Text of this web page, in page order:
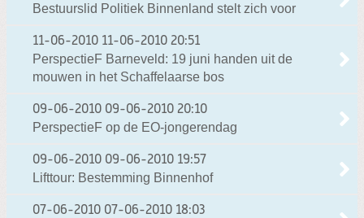
Bestuurslid Politiek Binnenland stelt zich voor
11-06-2010 11-06-2010 20:51
PerspectieF Barneveld: 19 juni handen uit de
mouwen in het Schaffelaarse bos
09-06-2010 09-06-2010 20:10
PerspectieF op de EO-jongerendag
09-06-2010 09-06-2010 19:57
Lifttour: Bestemming Binnenhof
07-06-2010 07-06-2010 18:03